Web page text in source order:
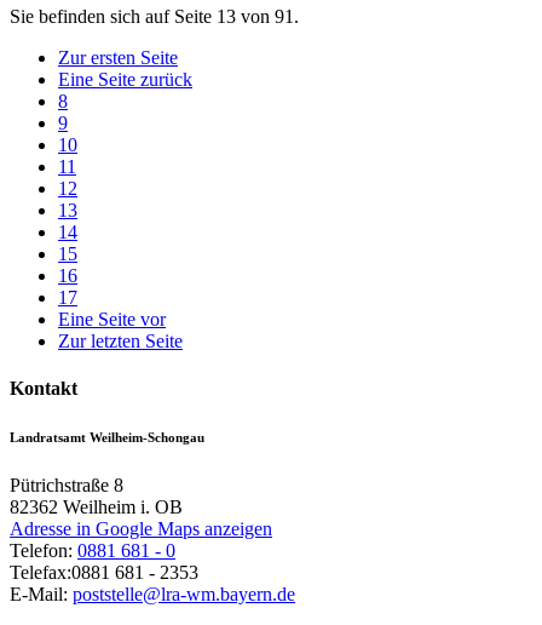
Sie befinden sich auf Seite 13 von 91.
Zur ersten Seite
Eine Seite zurück
8
9
10
11
12
13
14
15
16
17
Eine Seite vor
Zur letzten Seite
Kontakt
Landratsamt Weilheim-Schongau
Pütrichstraße 8
82362 Weilheim i. OB
Adresse in Google Maps anzeigen
Telefon: 0881 681 - 0
Telefax:0881 681 - 2353
E-Mail: poststelle@lra-wm.bayern.de